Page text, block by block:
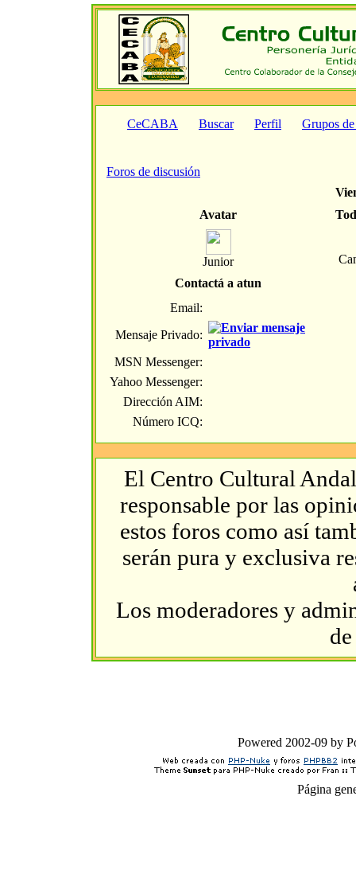
CeCABA Buscar Perfil Grupos
Foros de discusión
Avatar
Junior
Contactá a atun
Email:
Mensaje Privado:
MSN Messenger:
Yahoo Messenger:
Dirección AIM:
Número ICQ:
El Centro Cultural
responsable por las
estos foros como así
serán pura y exclusiva
Los moderadores y
Powered 2002-09 by
Página